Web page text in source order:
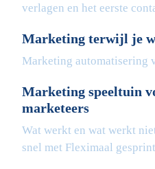
verlagen en het eerste
Marketing terwijl je
Marketing automatisering
Marketing speeltuin
marketeers
Wat werkt en wat werkt
snel met Fleximaal